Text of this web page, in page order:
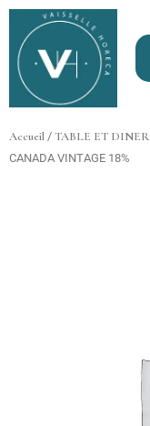
Aller
contenu
Accueil / TABLE ET DINER
CANADA VINTAGE 18%